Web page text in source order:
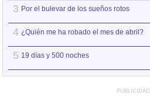
3 Por el bulevar de los sueños rotos
4 ¿Quién me ha robado el mes de abril?
5 19 días y 500 noches
PUBLICIDAD